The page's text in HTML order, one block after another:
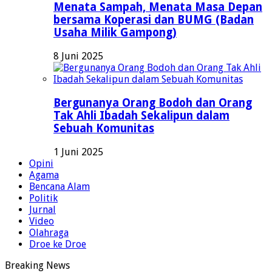
Menata Sampah, Menata Masa Depan
bersama Koperasi dan BUMG (Badan
Usaha Milik Gampong)
8 Juni 2025
Bergunanya Orang Bodoh dan Orang
Tak Ahli Ibadah Sekalipun dalam
Sebuah Komunitas
1 Juni 2025
Opini
Agama
Bencana Alam
Politik
Jurnal
Video
Olahraga
Droe ke Droe
Breaking News